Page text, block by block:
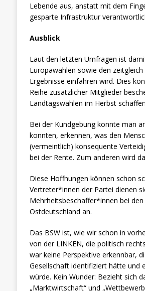
Lebende aus, anstatt mit dem
gesparte Infrastruktur
Ausblick
Laut den letzten Umfragen ist
Europawahlen sowie den
Ergebnisse einfahren wird. Dies
Reihe zusätzlicher Mitglieder
Landtagswahlen im Herbst
Bei der Kundgebung konnte man
konnten, erkennen, was den
(vermeintlich) konsequente
bei der Rente. Zum anderen wird
Diese Hoffnungen können schon
Vertreter*innen der Partei dienen
Mehrheitsbeschaffer*innen bei
Ostdeutschland an.
Das BSW ist, wie wir schon in
von der LINKEN, die politisch
war keine Perspektive erkennbar,
Gesellschaft identifiziert hätte und
würde. Kein Wunder: Bezieht sich
„Marktwirtschaft“ und